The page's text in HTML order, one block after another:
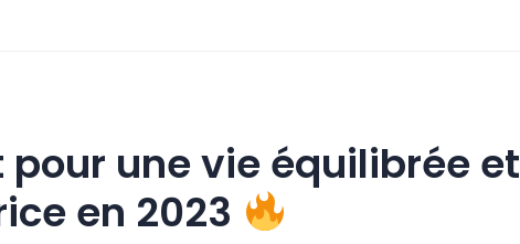
une vie équilibrée et
en 2023